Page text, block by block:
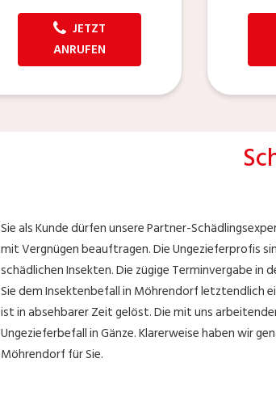
JETZT
ANRUFEN
Sie als Kunde dürfen unsere Partner-
mit Vergnügen beauftragen. Die Ungezieferprofis
schädlichen Insekten. Die zügige Terminvergabe
Sie dem Insektenbefall in Möhrendorf letztendlich
ist in absehbarer Zeit gelöst. Die mit uns
Ungezieferbefall in Gänze. Klarerweise haben wir
Möhrendorf für Sie.